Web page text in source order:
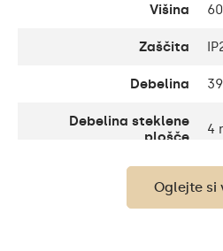
Višina
Zaščita
Debelina
Debelina steklene
plošče
4
Svetilnost
Oglejte si